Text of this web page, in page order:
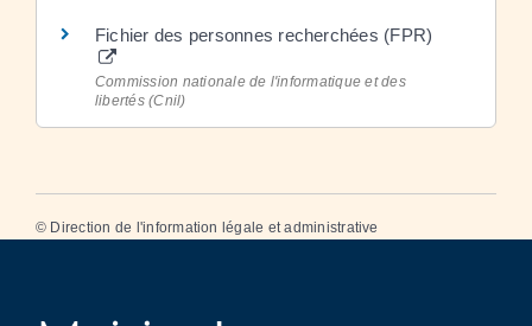
Fichier des personnes recherchées (FPR)
Commission nationale de l'informatique et des
libertés (Cnil)
© Direction de l'information légale et administrative